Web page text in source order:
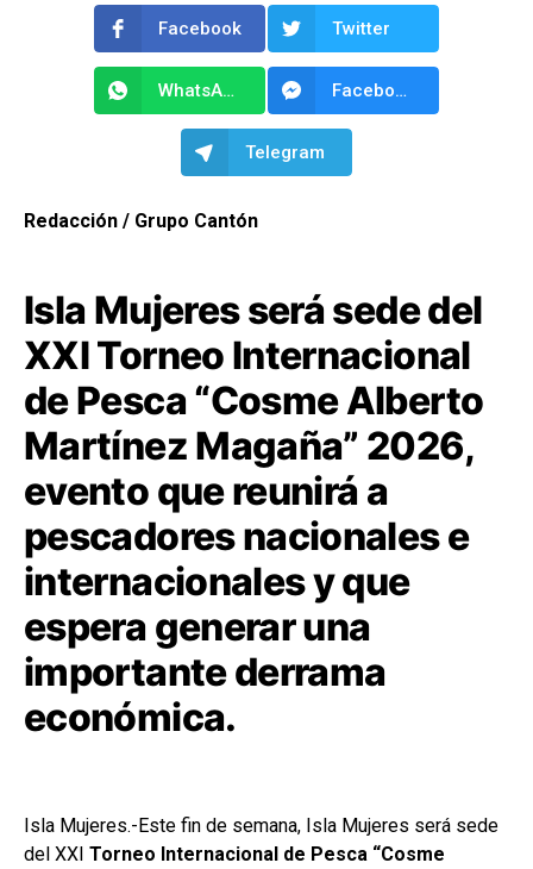
Facebook Twitter
WhatsApp Facebook Messenger
Telegram
Redacción / Grupo Cantón
Isla Mujeresserá sede del
XXI Torneo Internacional
de Pesca “Cosme Alberto
Martínez Magaña” 2026,
evento que reunirá a
pescadores nacionales e
internacionales y que
espera generar una
importante derrama
económica.
Isla Mujeres.-Este fin de semana, Isla Mujeres será sede
del XXI Torneo Internacional de Pesca “Cosme